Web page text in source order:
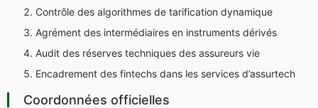
Contrôle des algorithmes de tarification dynamique
Agrément des intermédiaires en instruments dérivés
Audit des réserves techniques des assureurs vie
Encadrement des fintechs dans les services d’assurtech
Coordonnées officielles